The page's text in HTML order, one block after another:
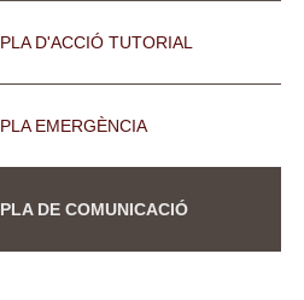
PLA D'ACCIÓ TUTORIAL
PLA EMERGÈNCIA
PLA DE COMUNICACIÓ